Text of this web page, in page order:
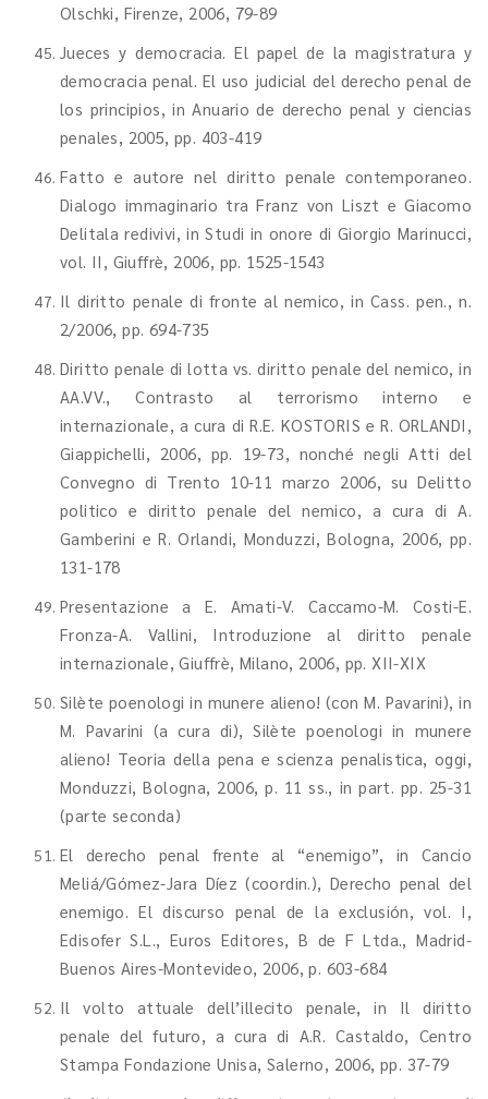
Olschki, Firenze, 2006, 79-89
Jueces y democracia. El papel de la magistratura y
democracia penal. El uso judicial del derecho penal de
los principios, in Anuario de derecho penal y ciencias
penales, 2005, pp. 403-419
Fatto e autore nel diritto penale contemporaneo.
Dialogo immaginario tra Franz von Liszt e Giacomo
Delitala redivivi, in Studi in onore di Giorgio Marinucci,
vol. II, Giuffrè, 2006, pp. 1525-1543
Il diritto penale di fronte al nemico, in Cass. pen., n.
2/2006, pp. 694-735
Diritto penale di lotta vs. diritto penale del nemico, in
AA.VV., Contrasto al terrorismo interno e
internazionale, a cura di R.E. KOSTORIS e R. ORLANDI,
Giappichelli, 2006, pp. 19-73, nonché negli Atti del
Convegno di Trento 10-11 marzo 2006, su Delitto
politico e diritto penale del nemico, a cura di A.
Gamberini e R. Orlandi, Monduzzi, Bologna, 2006, pp.
131-178
Presentazione a E. Amati-V. Caccamo-M. Costi-E.
Fronza-A. Vallini, Introduzione al diritto penale
internazionale, Giuffrè, Milano, 2006, pp. XII-XIX
Silète poenologi in munere alieno! (con M. Pavarini), in
M. Pavarini (a cura di), Silète poenologi in munere
alieno! Teoria della pena e scienza penalistica, oggi,
Monduzzi, Bologna, 2006, p. 11 ss., in part. pp. 25-31
(parte seconda)
El derecho penal frente al “enemigo”, in Cancio
Meliá/Gómez-Jara Díez (coordin.), Derecho penal del
enemigo. El discurso penal de la exclusión, vol. I,
Edisofer S.L., Euros Editores, B de F Ltda., Madrid-
Buenos Aires-Montevideo, 2006, p. 603-684
Il volto attuale dell’illecito penale, in Il diritto
penale del futuro, a cura di A.R. Castaldo, Centro
Stampa Fondazione Unisa, Salerno, 2006, pp. 37-79